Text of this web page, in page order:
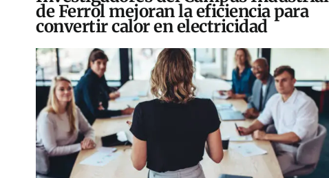
de Ferrol mejoran la eficiencia para
convertir calor en electricidad